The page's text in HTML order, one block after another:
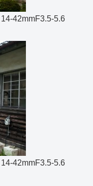
42mmF3.5-5.6
42mmF3.5-5.6